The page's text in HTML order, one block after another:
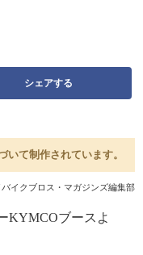
シェアする
いて制作されています。
イクブロス・マガジンズ編集部
KYMCOブースよ